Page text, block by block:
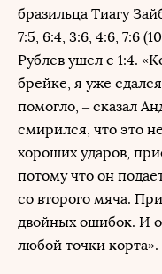
бразильца Тиагу
7:5, 6:4, 3:6, 4:6, 7:6
Рублев ушел с 1:4.
брейке, я уже
помогло, – сказал
смирился, что это
хороших ударов,
потому что он
со второго мяча.
двойных ошибок. И
любой точки корта».